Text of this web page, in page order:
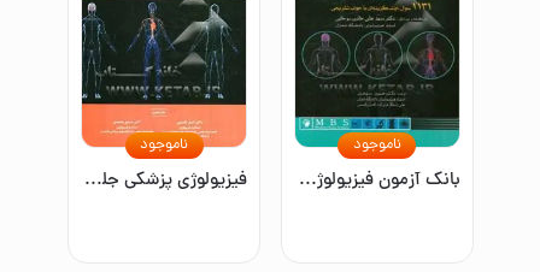
بانک آزمون فیزیولوژی گایتون / هال: 1131 سوال چندگزینه‌ای با جواب تشریحی
ناموجود
فیزیولوژی پزشکی جلد اول
ناموجود